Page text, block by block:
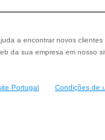
a encontrar novos
da sua empresa em nosso
Portugal Condições de